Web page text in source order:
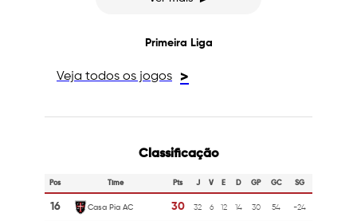
Primeira Liga
Veja todos os jogos >
Classificação
Pos Time Pts J V E D GP GC SG
16 Casa Pia AC 30 32 6 12 14 30 54 -24